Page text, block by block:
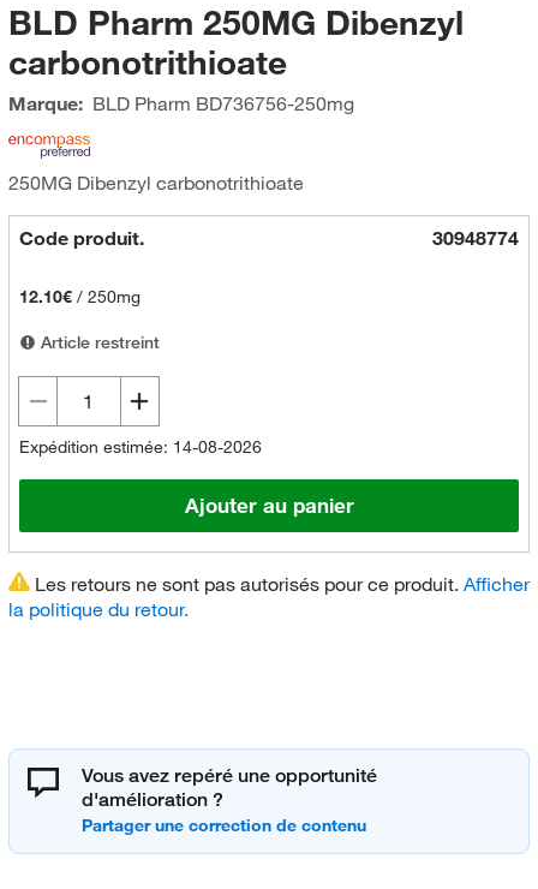
BLD Pharm 250MG Dibenzyl
carbonotrithioate
Marque: BLD Pharm BD736756-250mg
250MG Dibenzyl carbonotrithioate
Code produit. 30948774
12.10€/ 250mg
Article restreint
Expédition estimée: 14-08-2026
Ajouter au panier
Les retours ne sont pas autorisés pour ce produit. Afficher
la politique du retour.
Vous avez repéré une opportunité
d'amélioration ?